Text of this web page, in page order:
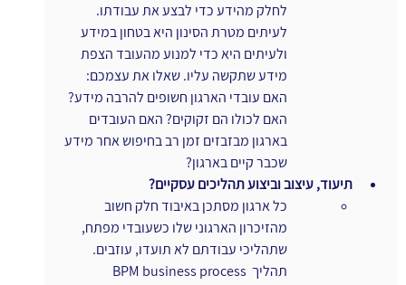
לחלק מהידע כדי לבצע את עבודתו.
לעיתים מטרת הסינון היא בטחון במידע
ולעיתים היא כדי למנוע מהעובד הצפת
מידע שתקשה עליו. שאלו את עצמכם:
האם עובדי הארגון חשופים להרבה מידע?
האם לכולו הם זקוקים? האם העובדים
בארגון מבזבזים זמן רב בחיפוש אחר מידע
שכבר קיים בארגון?
תיעוד, עיצוב וביצוע תהליכים עסקיים?
כל ארגון מסתכן באיבוד חלק חשוב
מהזיכרון הארגוני שלו כשעובדי מפתח,
שתהליכי עבודתם לא תועדו, עוזבים.
תהליך BPM business process